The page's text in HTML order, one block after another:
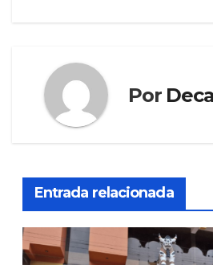
Por
Entrada relacionada